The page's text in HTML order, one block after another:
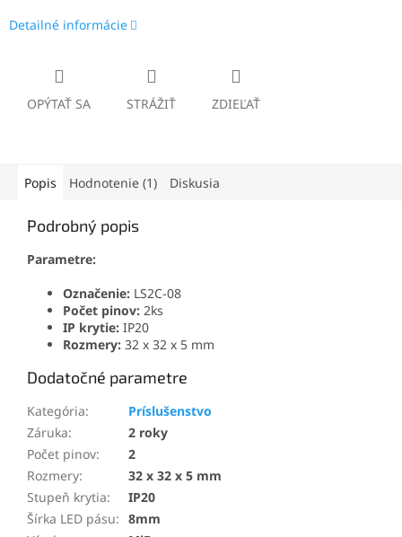
Detailné informácie
OPÝTAŤ SA STRÁŽIŤ ZDIEĽAŤ
Popis Hodnotenie (1) Diskusia
Podrobný popis
Parametre:
Označenie: LS2C-08
Počet pinov: 2ks
IP krytie: IP20
Rozmery: 32 x 32 x 5 mm
Dodatočné parametre
Kategória:
Príslušenstvo
Záruka:
2 roky
Počet pinov:
2
Rozmery:
32 x 32 x 5 mm
Stupeň krytia:
IP20
Šírka LED pásu: 8mm